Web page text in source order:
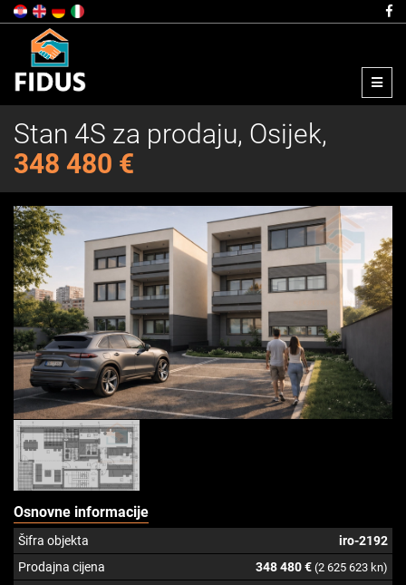
Menu
Stan 4S za prodaju, Osijek,
348 480 €
Osnovne informacije
Šifra objekta
iro-2192
Prodajna cijena
348 480 € (2 625 623 kn)